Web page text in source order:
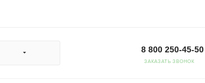
8 800 250-45-50
ЗАКАЗАТЬ ЗВОНОК